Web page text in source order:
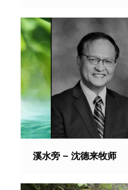
溪水旁 – 沈德来牧师